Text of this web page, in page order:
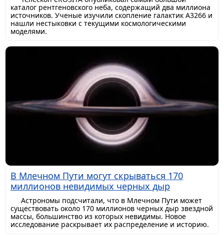
каталог рентгеновского неба, содержащий два миллиона
источников. Ученые изучили скопление галактик A3266 и
нашли нестыковки с текущими космологическими
моделями.
В Млечном Пути могут скрываться 170
миллионов невидимых черных дыр
Астрономы подсчитали, что в Млечном Пути может
существовать около 170 миллионов черных дыр звездной
массы, большинство из которых невидимы. Новое
исследование раскрывает их распределение и историю.